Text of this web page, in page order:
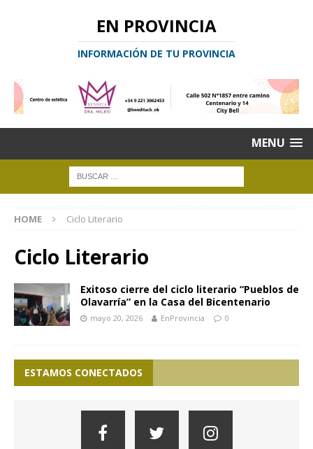
EN PROVINCIA
INFORMACIÓN DE TU PROVINCIA
MENU
HOME Ciclo Literario
Ciclo Literario
Exitoso cierre del ciclo literario “Pueblos de
Olavarría” en la Casa del Bicentenario
mayo 20, 2026 EnProvincia 0
ESTAMOS CONECTADOS